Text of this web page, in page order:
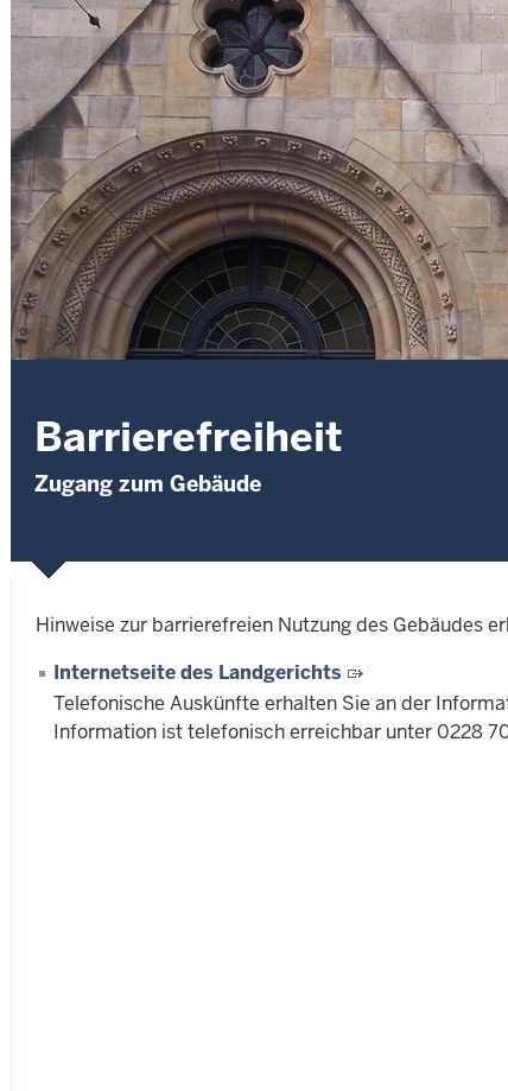
Barrierefreiheit
Zugang zum Gebäude
Hinweise zur barrierefreien Nutzung des Gebäudes
Internetseite des Landgerichts
Telefonische Auskünfte erhalten Sie an der
Information ist telefonisch erreichbar unter 0228